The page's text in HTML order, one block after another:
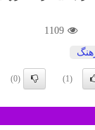
1109
(1)
(0)